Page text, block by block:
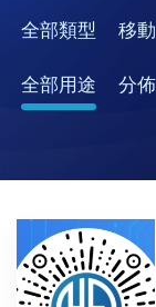
全部類型 移
全部用途 分